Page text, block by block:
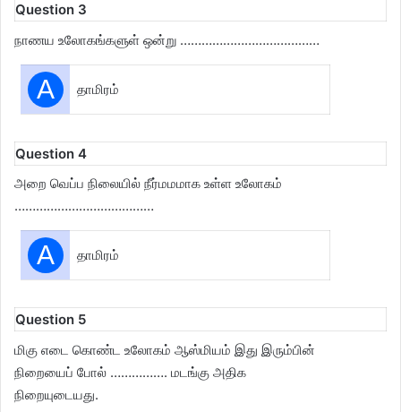
Question 3
நாணய உலோகங்களுள் ஒன்று …………………………………
A தாமிரம்
Question 4
அறை வெப்ப நிலையில் நீர்மமமாக உள்ள உலோகம்
…………………………………
A தாமிரம்
Question 5
மிகு எடை கொண்ட உலோகம் ஆஸ்மியம் இது இரும்பின்
நிறையைப் போல் ……………. மடங்கு அதிக
நிறையுடையது.